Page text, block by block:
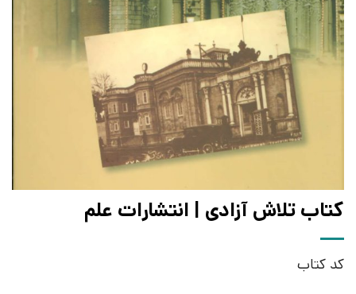
کتاب تلاش آزادی | انتشارات علم
کد کتاب